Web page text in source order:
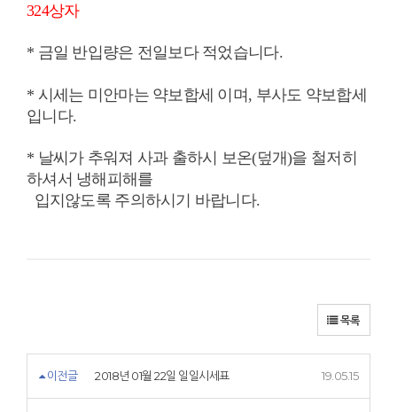
324상자
* 금일 반입량은 전일보다 적었습니다.
* 시세는 미안마는 약보합세 이며, 부사도 약보합세
입니다.
* 날씨가 추워져 사과 출하시 보온(덮개)을 철저히
하셔서 냉해피해를
입지않도록 주의하시기 바랍니다.
목록
이전글 2018년 01월 22일 일일시세표 19.05.15